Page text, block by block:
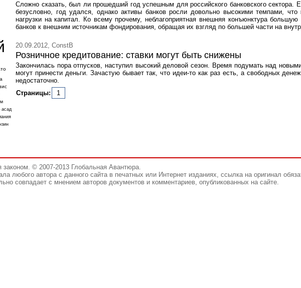
Сложно сказать, был ли прошедший год успешным для российского банковского сектора.
безусловно, год удался, однако активы банков росли довольно высокими темпами,
нагрузки на капитал. Ко всему прочему, неблагоприятная внешняя конъюнктура
банков к внешним источникам фондирования, обращая их взгляд по большей части на
20.09.2012, ConstB
Розничное кредитование: ставки могут быть снижены
Закончилась пора отпусков, наступил высокий деловой сезон. Время подумать над
могут принести деньги. Зачастую бывает так, что идеи-то как раз есть, а свободных
недостаточно.
Страницы:
1
асад
© 2007-2013 Глобальная Авантюра.
любого автора с данного сайта в печатных или Интернет изданиях, ссылка на оригинал
совпадает с мнением авторов документов и комментариев, опубликованных на сайте.